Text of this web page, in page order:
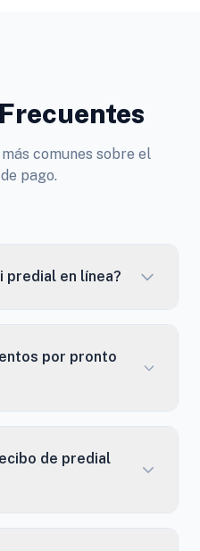
comunes sobre el
pago.
predial en línea?
por pronto
de predial